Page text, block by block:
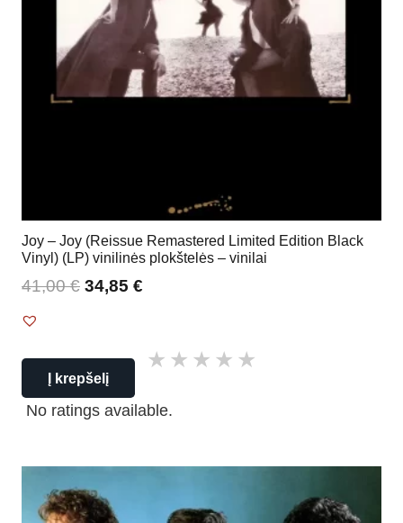
Joy – Joy (Reissue Remastered Limited Edition Black
Vinyl) (LP) vinilinės plokštelės – vinilai
41,00€ 34,85 €
Į krepšelį
No ratings available.